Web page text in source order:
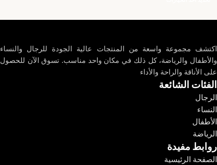
اكتشف مجموعة واسعة من المنتجات عالية الجودة للرجال والنساء
والأطفال والرياضة، كل ذلك في مكان واحد مناسب. تسوق الآن للحصول
على الأناقة والراحة والأداء
الفئات الشائعة
الرجال
النساء
الأطفال
الرياضة
روابط مفيدة
الصفحة الرئيسية